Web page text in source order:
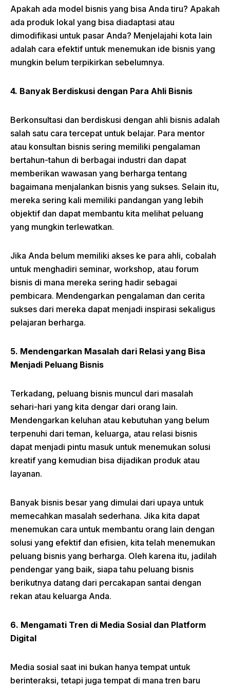
Apakah ada model bisnis yang bisa Anda tiru? Apakah
ada produk lokal yang bisa diadaptasi atau
dimodifikasi untuk pasar Anda? Menjelajahi kota lain
adalah cara efektif untuk menemukan ide bisnis yang
mungkin belum terpikirkan sebelumnya.
4. Banyak Berdiskusi dengan Para Ahli Bisnis
Berkonsultasi dan berdiskusi dengan ahli bisnis adalah
salah satu cara tercepat untuk belajar. Para mentor
atau konsultan bisnis sering memiliki pengalaman
bertahun-tahun di berbagai industri dan dapat
memberikan wawasan yang berharga tentang
bagaimana menjalankan bisnis yang sukses. Selain itu,
mereka sering kali memiliki pandangan yang lebih
objektif dan dapat membantu kita melihat peluang
yang mungkin terlewatkan.
Jika Anda belum memiliki akses ke para ahli, cobalah
untuk menghadiri seminar, workshop, atau forum
bisnis di mana mereka sering hadir sebagai
pembicara. Mendengarkan pengalaman dan cerita
sukses dari mereka dapat menjadi inspirasi sekaligus
pelajaran berharga.
5. Mendengarkan Masalah dari Relasi yang Bisa
Menjadi Peluang Bisnis
Terkadang, peluang bisnis muncul dari masalah
sehari-hari yang kita dengar dari orang lain.
Mendengarkan keluhan atau kebutuhan yang belum
terpenuhi dari teman, keluarga, atau relasi bisnis
dapat menjadi pintu masuk untuk menemukan solusi
kreatif yang kemudian bisa dijadikan produk atau
layanan.
Banyak bisnis besar yang dimulai dari upaya untuk
memecahkan masalah sederhana. Jika kita dapat
menemukan cara untuk membantu orang lain dengan
solusi yang efektif dan efisien, kita telah menemukan
peluang bisnis yang berharga. Oleh karena itu, jadilah
pendengar yang baik, siapa tahu peluang bisnis
berikutnya datang dari percakapan santai dengan
rekan atau keluarga Anda.
6. Mengamati Tren di Media Sosial dan Platform
Digital
Media sosial saat ini bukan hanya tempat untuk
berinteraksi, tetapi juga tempat di mana tren baru